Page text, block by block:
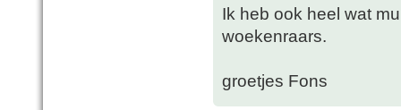
Ik heb ook heel wat
woekenraars.
groetjes Fons